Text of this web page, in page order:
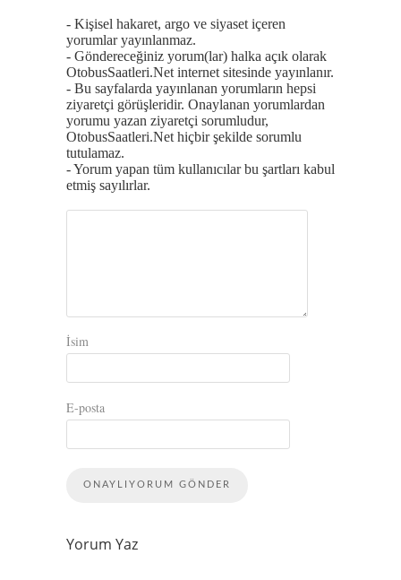
- Kişisel hakaret, argo ve siyaset içeren
yorumlar yayınlanmaz.
- Göndereceğiniz yorum(lar) halka açık olarak
OtobusSaatleri.Net internet sitesinde yayınlanır.
- Bu sayfalarda yayınlanan yorumların hepsi
ziyaretçi görüşleridir. Onaylanan yorumlardan
yorumu yazan ziyaretçi sorumludur,
OtobusSaatleri.Net hiçbir şekilde sorumlu
tutulamaz.
- Yorum yapan tüm kullanıcılar bu şartları kabul
etmiş sayılırlar.
İsim
E-posta
Yorum Yaz